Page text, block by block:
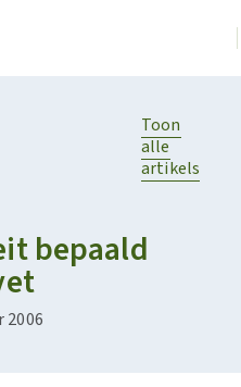
Toon
alle
artikels
bepaald
2006